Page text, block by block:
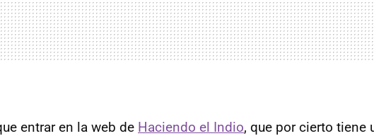
entrar en la web de Haciendo el Indio, que por cierto tiene